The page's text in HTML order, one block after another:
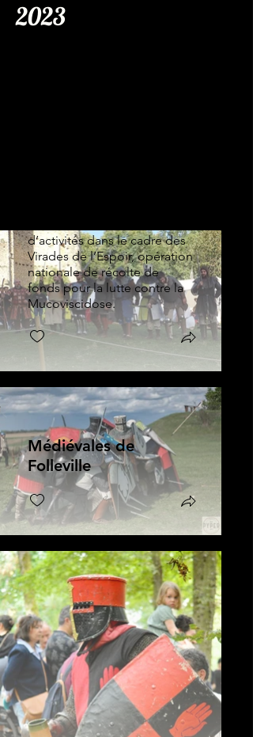
2023
d’activités dans le cadre des
Virades de l’Espoir, opération
nationale de récolte de
fonds pour la lutte contre la
Mucoviscidose.
Médiévales de
Folleville